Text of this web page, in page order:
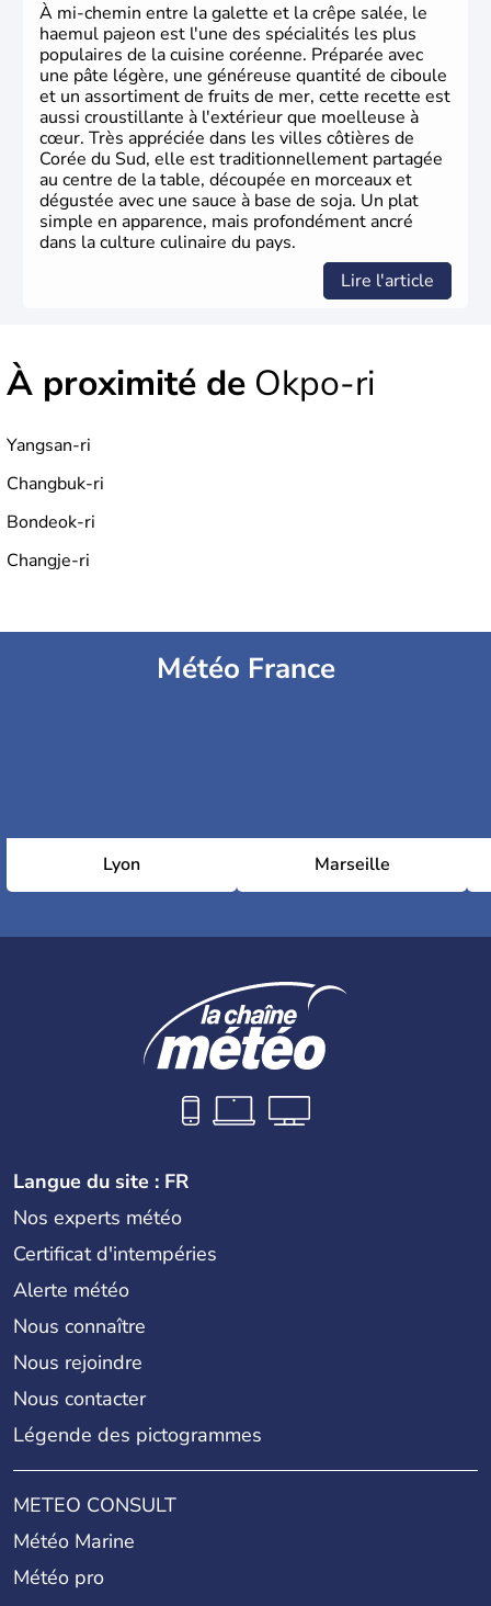
À mi-chemin entre la galette et la crêpe salée, le
haemul pajeon est l'une des spécialités les plus
populaires de la cuisine coréenne. Préparée avec
une pâte légère, une généreuse quantité de ciboule
et un assortiment de fruits de mer, cette recette est
aussi croustillante à l'extérieur que moelleuse à
cœur. Très appréciée dans les villes côtières de
Corée du Sud, elle est traditionnellement partagée
au centre de la table, découpée en morceaux et
dégustée avec une sauce à base de soja. Un plat
simple en apparence, mais profondément ancré
dans la culture culinaire du pays.
Lire l'article
À proximité de Okpo-ri
Yangsan-ri
Changbuk-ri
Bondeok-ri
Changje-ri
Météo France
Lyon Marseille
Langue du site : FR
Nos experts météo
Certificat d'intempéries
Alerte météo
Nous connaître
Nous rejoindre
Nous contacter
Légende des pictogrammes
METEO CONSULT
Météo Marine
Météo pro